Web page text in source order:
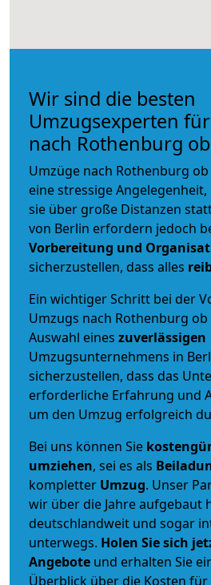
Wir sind die besten
Umzugsexperten
nach Rothenburg
Umzüge nach Rothenburg
eine stressige
sie über große Distanzen
von Berlin erfordern jedoch
Vorbereitung und
sicherzustellen, dass alles
Ein wichtiger Schritt bei der
Umzugs nach Rothenburg
Auswahl eines zuverlässigen
Umzugsunternehmens in
sicherzustellen, dass das
erforderliche Erfahrung und
um den Umzug erfolgreich
Bei uns können Sie
umziehen, sei es als
kompletter Umzug. Unser
wir über die Jahre aufgebaut
deutschlandweit und sogar
unterwegs. Holen Sie sich
Angebote und erhalten Sie
Überblick über die Kosten